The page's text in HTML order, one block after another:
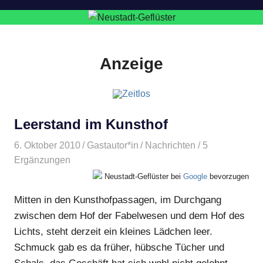
Anzeige
Leerstand im Kunsthof
6. Oktober 2010 Gastautor*in Nachrichten / 5
Ergänzungen
Neustadt-Geflüster bei Google bevorzugen
Mitten in den Kunsthofpassagen, im Durchgang
zwischen dem Hof der Fabelwesen und dem Hof des
Lichts, steht derzeit ein kleines Lädchen leer.
Schmuck gab es da früher, hübsche Tücher und